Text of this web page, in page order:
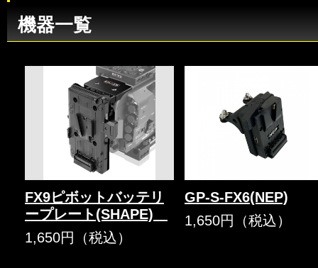
機器一覧
FX9ピボットバッテリ
ープレート(SHAPE)
1,650円（税込）
GP-S-FX6(NEP)
1,650円（税込）